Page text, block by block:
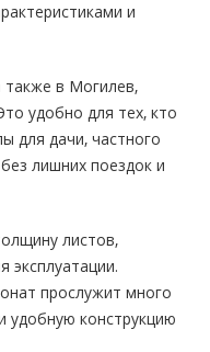
и
также в Могилев,
удобно для тех, кто
для дачи, частного
лишних поездок и
листов,
эксплуатации.
прослужит много
удобную конструкцию